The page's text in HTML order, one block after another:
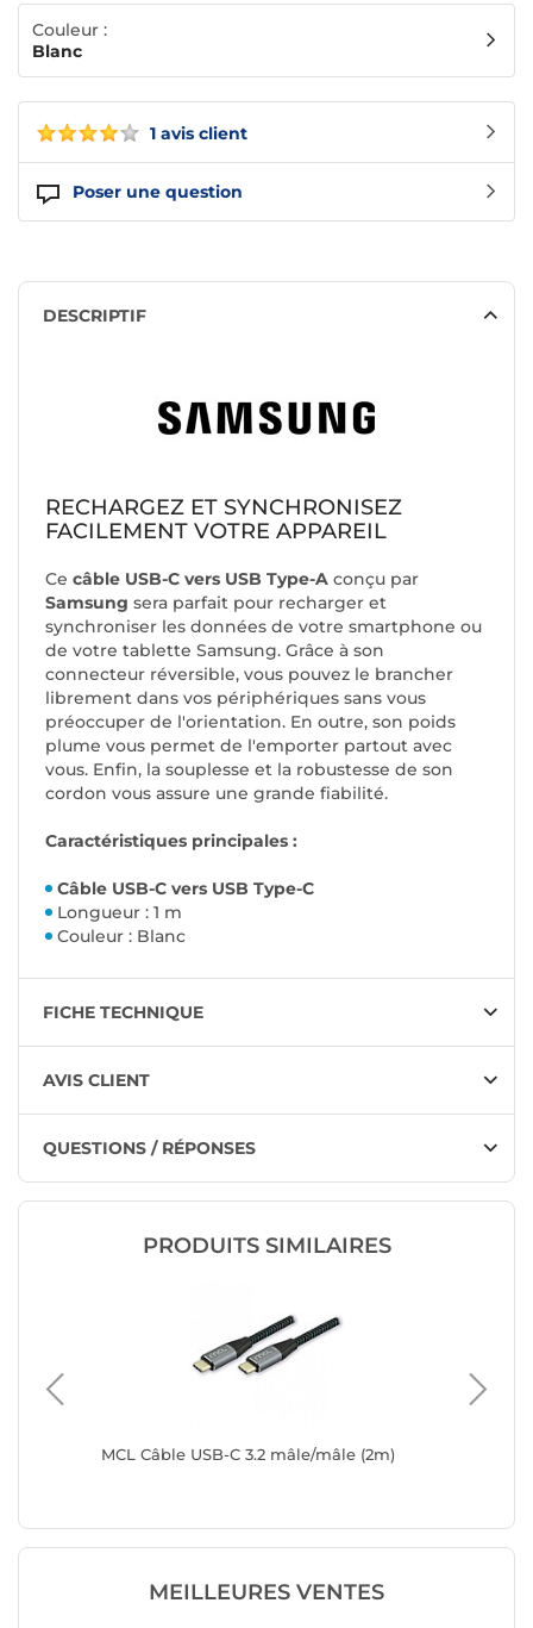
1 avis client
Poser une question
Couleur :
Blanc
DESCRIPTIF
RECHARGEZ ET SYNCHRONISEZ
FACILEMENT VOTRE APPAREIL
Ce câble USB-C vers USB Type-A conçu par
Samsung sera parfait pour recharger et
synchroniser les données de votre smartphone ou
de votre tablette Samsung. Grâce à son
connecteur réversible, vous pouvez le brancher
librement dans vos périphériques sans vous
préoccuper de l'orientation. En outre, son poids
plume vous permet de l'emporter partout avec
vous. Enfin, la souplesse et la robustesse de son
cordon vous assure une grande fiabilité.
Caractéristiques principales :
Câble USB-C vers USB Type-C
Longueur : 1 m
Couleur : Blanc
FICHE TECHNIQUE
AVIS CLIENT
QUESTIONS / RÉPONSES
PRODUITS SIMILAIRES
MCL Câble USB-C 3.2 mâle/mâle (2m)
MEILLEURES VENTES